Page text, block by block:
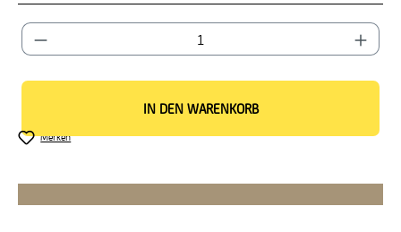
Produkt Anzahl: Gib den gewünschten Wert ein
IN DEN WARENKORB
Merken